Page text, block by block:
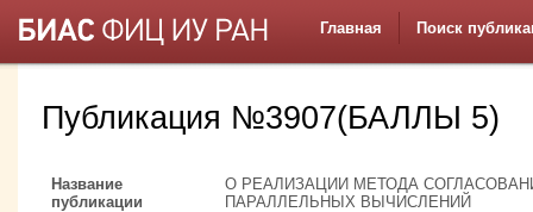
Главная Поиск
Публикация №3907(БАЛЛЫ 5)
Название
публикации
О РЕАЛИЗАЦИИ МЕТОДА
ПАРАЛЛЕЛЬНЫХ ВЫЧИСЛЕНИЙ